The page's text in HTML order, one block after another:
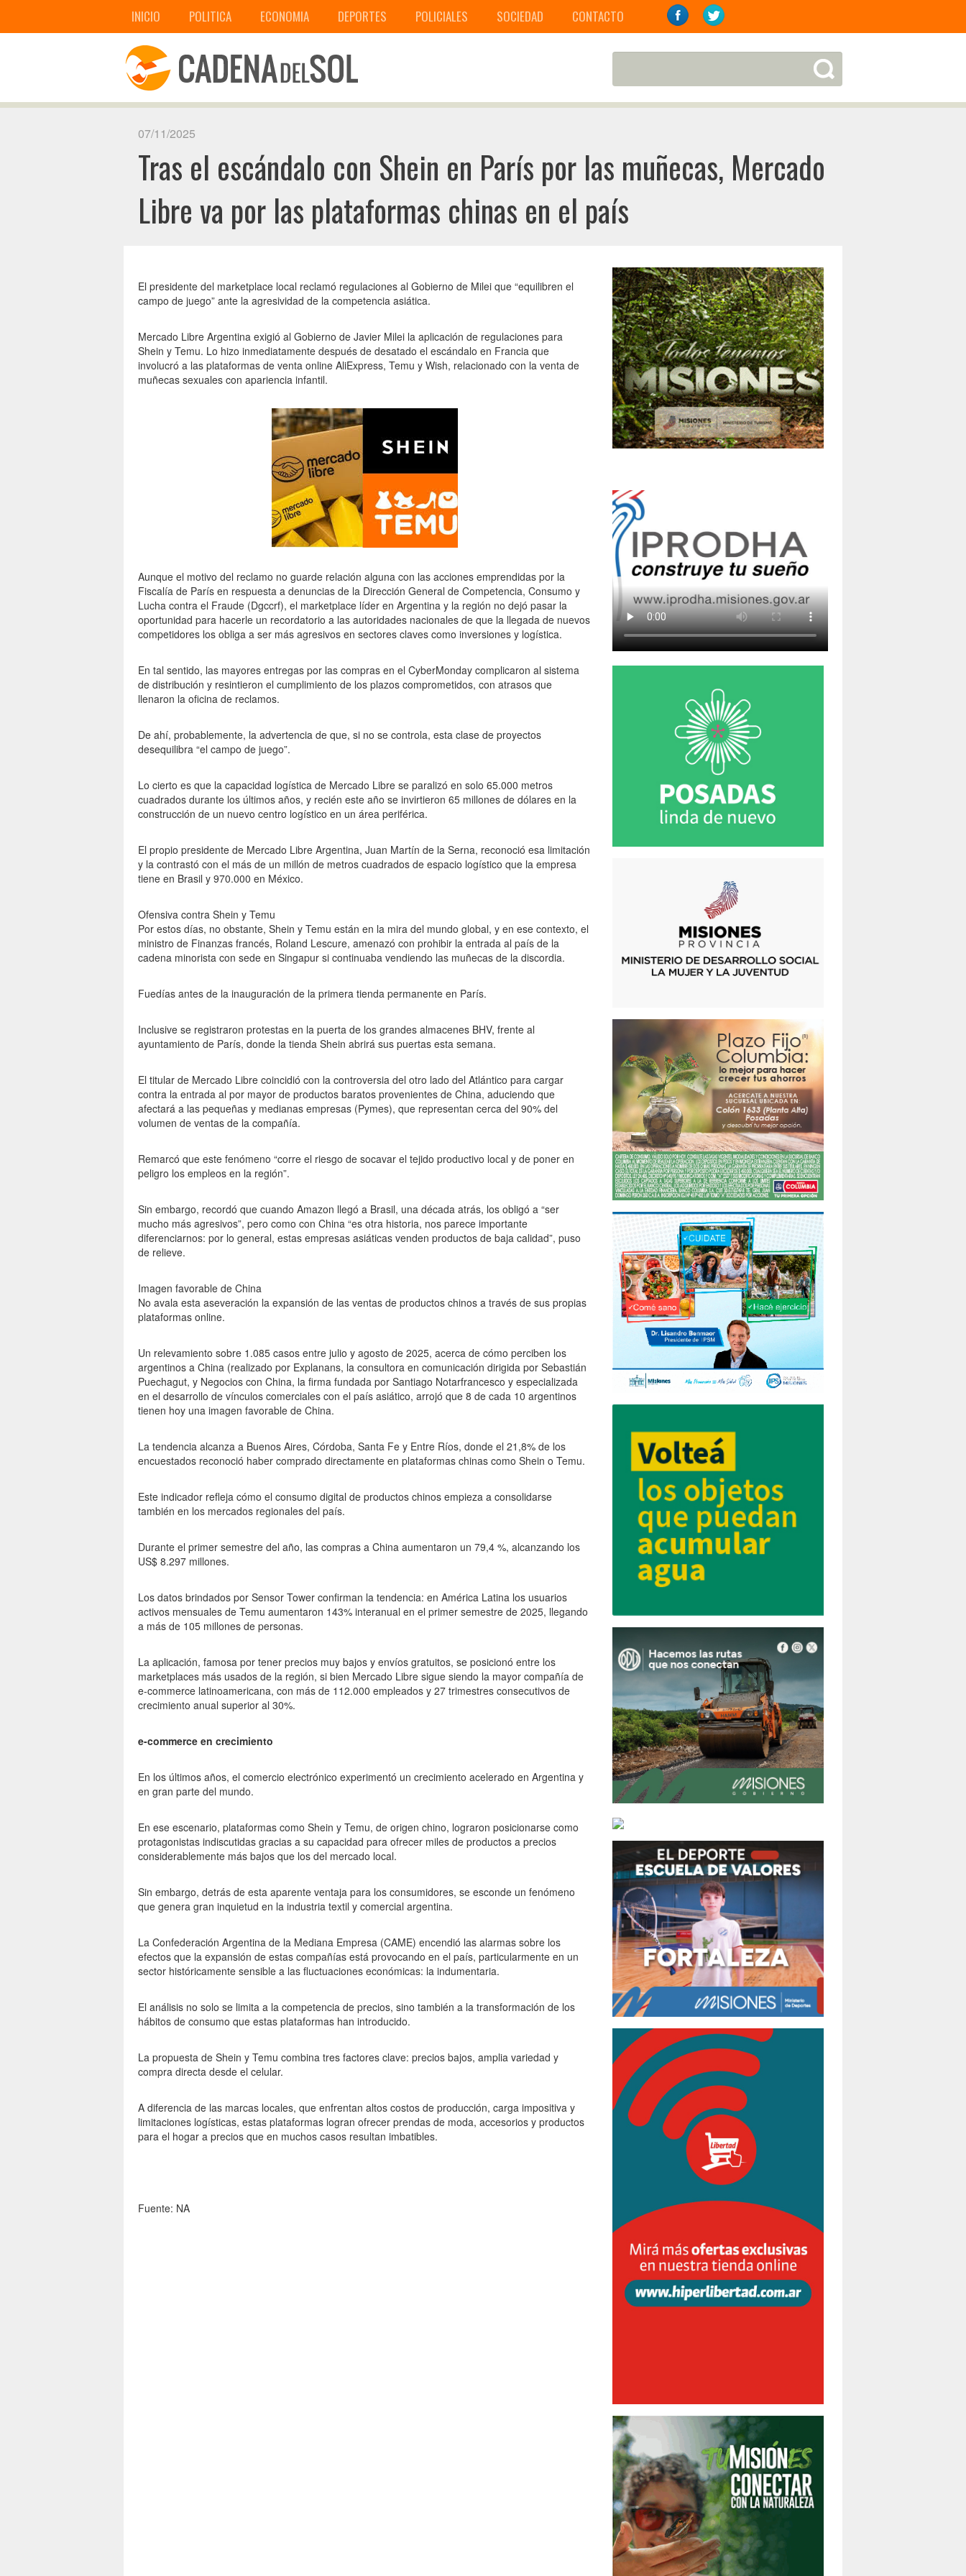
INICIO POLITICA ECONOMIA DEPORTES POLICIALES SOCIEDAD CONTACTO
07/11/2025
Tras el escándalo con Shein en París por las muñecas, Mercado
Libre va por las plataformas chinas en el país
El presidente del marketplace local reclamó regulaciones al Gobierno de Milei que “equilibren el
campo de juego” ante la agresividad de la competencia asiática.
Mercado Libre Argentina exigió al Gobierno de Javier Milei la aplicación de regulaciones para
Shein y Temu. Lo hizo inmediatamente después de desatado el escándalo en Francia que
involucró a las plataformas de venta online AliExpress, Temu y Wish, relacionado con la venta de
muñecas sexuales con apariencia infantil.
Aunque el motivo del reclamo no guarde relación alguna con las acciones emprendidas por la
Fiscalía de París en respuesta a denuncias de la Dirección General de Competencia, Consumo y
Lucha contra el Fraude (Dgccrf), el marketplace líder en Argentina y la región no dejó pasar la
oportunidad para hacerle un recordatorio a las autoridades nacionales de que la llegada de nuevos
competidores los obliga a ser más agresivos en sectores claves como inversiones y logística.
En tal sentido, las mayores entregas por las compras en el CyberMonday complicaron al sistema
de distribución y resintieron el cumplimiento de los plazos comprometidos, con atrasos que
llenaron la oficina de reclamos.
De ahí, probablemente, la advertencia de que, si no se controla, esta clase de proyectos
desequilibra “el campo de juego”.
Lo cierto es que la capacidad logística de Mercado Libre se paralizó en solo 65.000 metros
cuadrados durante los últimos años, y recién este año se invirtieron 65 millones de dólares en la
construcción de un nuevo centro logístico en un área periférica.
El propio presidente de Mercado Libre Argentina, Juan Martín de la Serna, reconoció esa limitación
y la contrastó con el más de un millón de metros cuadrados de espacio logístico que la empresa
tiene en Brasil y 970.000 en México.
Ofensiva contra Shein y Temu
Por estos días, no obstante, Shein y Temu están en la mira del mundo global, y en ese contexto, el
ministro de Finanzas francés, Roland Lescure, amenazó con prohibir la entrada al país de la
cadena minorista con sede en Singapur si continuaba vendiendo las muñecas de la discordia.
Fuedías antes de la inauguración de la primera tienda permanente en París.
Inclusive se registraron protestas en la puerta de los grandes almacenes BHV, frente al
ayuntamiento de París, donde la tienda Shein abrirá sus puertas esta semana.
El titular de Mercado Libre coincidió con la controversia del otro lado del Atlántico para cargar
contra la entrada al por mayor de productos baratos provenientes de China, aduciendo que
afectará a las pequeñas y medianas empresas (Pymes), que representan cerca del 90% del
volumen de ventas de la compañía.
Remarcó que este fenómeno “corre el riesgo de socavar el tejido productivo local y de poner en
peligro los empleos en la región”.
Sin embargo, recordó que cuando Amazon llegó a Brasil, una década atrás, los obligó a “ser
mucho más agresivos”, pero como con China “es otra historia, nos parece importante
diferenciarnos: por lo general, estas empresas asiáticas venden productos de baja calidad”, puso
de relieve.
Imagen favorable de China
No avala esta aseveración la expansión de las ventas de productos chinos a través de sus propias
plataformas online.
Un relevamiento sobre 1.085 casos entre julio y agosto de 2025, acerca de cómo perciben los
argentinos a China (realizado por Explanans, la consultora en comunicación dirigida por Sebastián
Puechagut, y Negocios con China, la firma fundada por Santiago Notarfrancesco y especializada
en el desarrollo de vínculos comerciales con el país asiático, arrojó que 8 de cada 10 argentinos
tienen hoy una imagen favorable de China.
La tendencia alcanza a Buenos Aires, Córdoba, Santa Fe y Entre Ríos, donde el 21,8% de los
encuestados reconoció haber comprado directamente en plataformas chinas como Shein o Temu.
Este indicador refleja cómo el consumo digital de productos chinos empieza a consolidarse
también en los mercados regionales del país.
Durante el primer semestre del año, las compras a China aumentaron un 79,4 %, alcanzando los
US$ 8.297 millones.
Los datos brindados por Sensor Tower confirman la tendencia: en América Latina los usuarios
activos mensuales de Temu aumentaron 143% interanual en el primer semestre de 2025, llegando
a más de 105 millones de personas.
La aplicación, famosa por tener precios muy bajos y envíos gratuitos, se posicionó entre los
marketplaces más usados de la región, si bien Mercado Libre sigue siendo la mayor compañía de
e-commerce latinoamericana, con más de 112.000 empleados y 27 trimestres consecutivos de
crecimiento anual superior al 30%.
e-commerce en crecimiento
En los últimos años, el comercio electrónico experimentó un crecimiento acelerado en Argentina y
en gran parte del mundo.
En ese escenario, plataformas como Shein y Temu, de origen chino, lograron posicionarse como
protagonistas indiscutidas gracias a su capacidad para ofrecer miles de productos a precios
considerablemente más bajos que los del mercado local.
Sin embargo, detrás de esta aparente ventaja para los consumidores, se esconde un fenómeno
que genera gran inquietud en la industria textil y comercial argentina.
La Confederación Argentina de la Mediana Empresa (CAME) encendió las alarmas sobre los
efectos que la expansión de estas compañías está provocando en el país, particularmente en un
sector históricamente sensible a las fluctuaciones económicas: la indumentaria.
El análisis no solo se limita a la competencia de precios, sino también a la transformación de los
hábitos de consumo que estas plataformas han introducido.
La propuesta de Shein y Temu combina tres factores clave: precios bajos, amplia variedad y
compra directa desde el celular.
A diferencia de las marcas locales, que enfrentan altos costos de producción, carga impositiva y
limitaciones logísticas, estas plataformas logran ofrecer prendas de moda, accesorios y productos
para el hogar a precios que en muchos casos resultan imbatibles.
Fuente: NA